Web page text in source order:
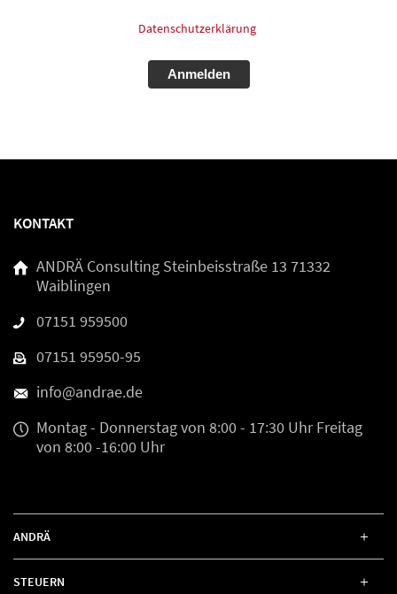
Datenschutzerklärung
KONTAKT
ANDRÄ Consulting Steinbeisstraße 13 71332
Waiblingen
07151 959500
07151 95950-95
info@andrae.de
Montag - Donnerstagvon 8:00 - 17:30 UhrFreitag
von 8:00 -16:00 Uhr
ANDRÄ
STEUERN